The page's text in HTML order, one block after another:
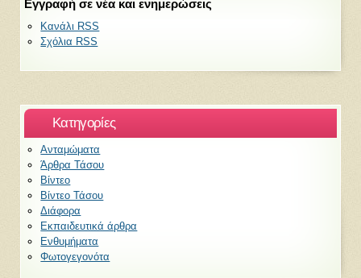
Εγγραφή σε νέα και ενημερώσεις
Κανάλι RSS
Σχόλια RSS
Kατηγορίες
Ανταμώματα
Άρθρα Τάσου
Βίντεο
Βίντεο Τάσου
Διάφορα
Εκπαιδευτικά άρθρα
Ενθυμήματα
Φωτογεγονότα